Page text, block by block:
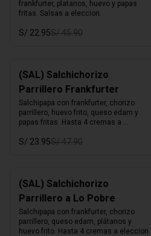
frankfurter, platanos, huevo y papas
fritas. Salsas a eleccion.
S/ 22.95S/ 45.90
(SAL) Salchichorizo
Parrillero Frankfurter
Salchipapa con frankfurter, chorizo
parrillero, huevo frito, queso edam y
papas fritas. Hasta 4 cremas a
S/ 23.95S/ 47.90
(SAL) Salchichorizo
Parrillero a Lo Pobre
Salchipapa con frankfurter, chorizo
parrillero, queso edam, plátanos y
huevo frito. Hasta 4 cremas a eleccion.